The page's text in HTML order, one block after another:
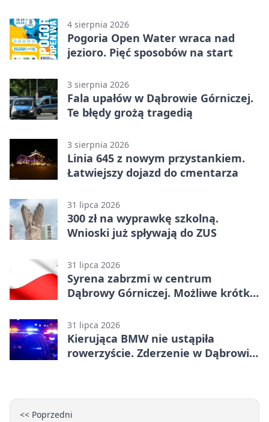
4 sierpnia 2026
Pogoria Open Water wraca nad
jezioro. Pięć sposobów na start
3 sierpnia 2026
Fala upałów w Dąbrowie Górniczej.
Te błędy grożą tragedią
3 sierpnia 2026
Linia 645 z nowym przystankiem.
Łatwiejszy dojazd do cmentarza
31 lipca 2026
300 zł na wyprawkę szkolną.
Wnioski już spływają do ZUS
31 lipca 2026
Syrena zabrzmi w centrum
Dąbrowy Górniczej. Możliwe krótkie
31 lipca 2026
Kierująca BMW nie ustąpiła
rowerzyście. Zderzenie w Dąbrowie
<< Poprzedni